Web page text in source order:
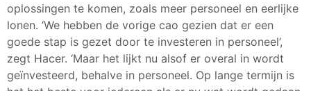
oplossingen te komen, zoals meer personeel en eerlijke
lonen. ‘We hebben de vorige cao gezien dat er een
goede stap is gezet door te investeren in personeel’,
zegt Hacer. ‘Maar het lijkt nu alsof er overal in wordt
geïnvesteerd, behalve in personeel. Op lange termijn is